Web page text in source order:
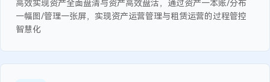
高效实现资产全面盘清与资产高效盘活，通过资产一本账/分布
一幅图/管理一张屏，实现资产运营管理与租赁运营的过程管控
智慧化